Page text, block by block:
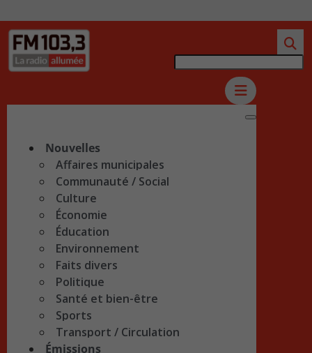
Nouvelles
Affaires municipales
Communauté / Social
Culture
Économie
Éducation
Environnement
Faits divers
Politique
Santé et bien-être
Sports
Transport / Circulation
Émissions